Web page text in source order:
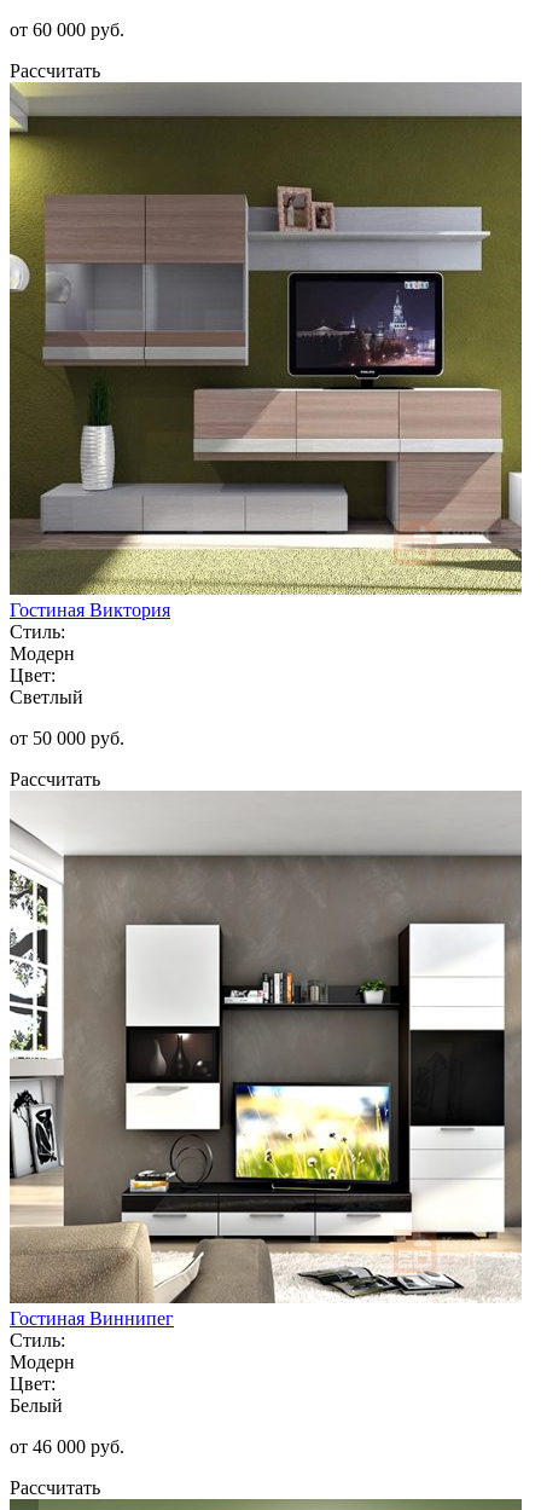
от 60 000 руб.
Рассчитать
Гостиная Виктория
Стиль:
Модерн
Цвет:
Светлый
от 50 000 руб.
Рассчитать
Гостиная Виннипег
Стиль:
Модерн
Цвет:
Белый
от 46 000 руб.
Рассчитать